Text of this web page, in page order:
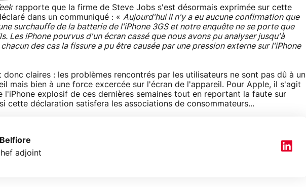
rapporte que la firme de Steve Jobs s'est désormais exprimée sur cette
dans un communiqué : « Aujourd'hui il n'y a eu aucune confirmation que
surchauffe de la batterie de l'iPhone 3GS et notre enquête ne se porte que
Les iPhone pourvus d'un écran cassé que nous avons pu analyser jusqu'à
des cas la fissure a pu être causée par une pression externe sur l'iPhone
donc claires : les problèmes rencontrés par les utilisateurs ne sont pas dû à un
mais bien à une force excercée sur l'écran de l'appareil. Pour Apple, il s'agit
l'iPhone explosif de ces dernières semaines tout en reportant la faute sur
cette déclaration satisfera les associations de consommateurs...
adjoint